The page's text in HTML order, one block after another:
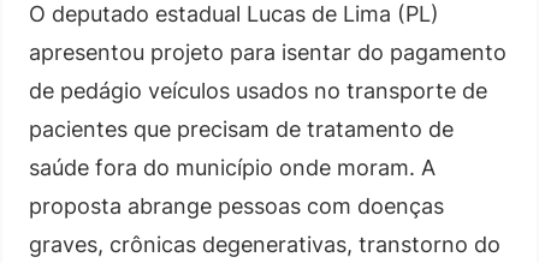
O deputado estadual Lucas de Lima (PL)
apresentou projeto para isentar do pagamento
de pedágio veículos usados no transporte de
pacientes que precisam de tratamento de
saúde fora do município onde moram. A
proposta abrange pessoas com doenças
graves, crônicas degenerativas, transtorno do